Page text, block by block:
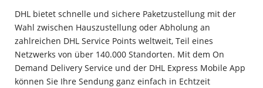
DHL bietet schnelle und sichere Paketzustellung mit der
Wahl zwischen Hauszustellung oder Abholung an
zahlreichen DHL Service Points weltweit, Teil eines
Netzwerks von über 140.000 Standorten. Mit dem On
Demand Delivery Service und der DHL Express Mobile App
können Sie Ihre Sendung ganz einfach in Echtzeit